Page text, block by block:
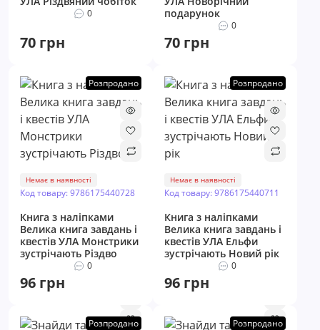
0
70 грн
подарунок
0
70 грн
Розпродано
Немає в наявності
Код товару: 9786175440728
Книга з наліпками
Велика книга завдань і
квестів УЛА Монстрики
зустрічають Різдво
0
96 грн
Розпродано
Немає в наявності
Код товару: 9786175440711
Книга з наліпками
Велика книга завдань і
квестів УЛА Ельфи
зустрічають Новий рік
0
96 грн
Розпродано Розпродано